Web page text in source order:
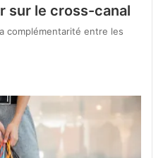
sur le cross-canal
complémentarité entre les